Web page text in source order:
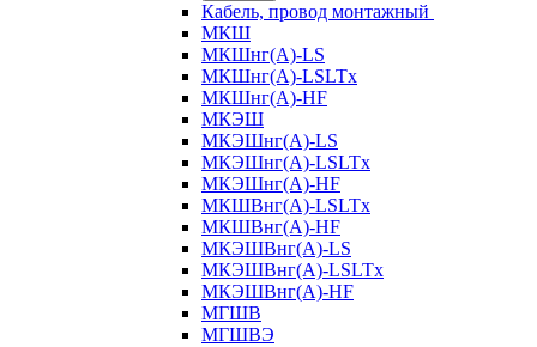
Кабель, провод монтажный
МКШ
МКШнг(А)-LS
МКШнг(А)-LSLTx
МКШнг(А)-HF
МКЭШ
МКЭШнг(А)-LS
МКЭШнг(А)-LSLTx
МКЭШнг(А)-HF
МКШВнг(A)-LSLTx
МКШВнг(А)-HF
МКЭШВнг(А)-LS
МКЭШВнг(A)-LSLTx
МКЭШВнг(А)-HF
МГШВ
МГШВЭ